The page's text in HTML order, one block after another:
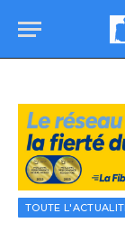
TOUTE